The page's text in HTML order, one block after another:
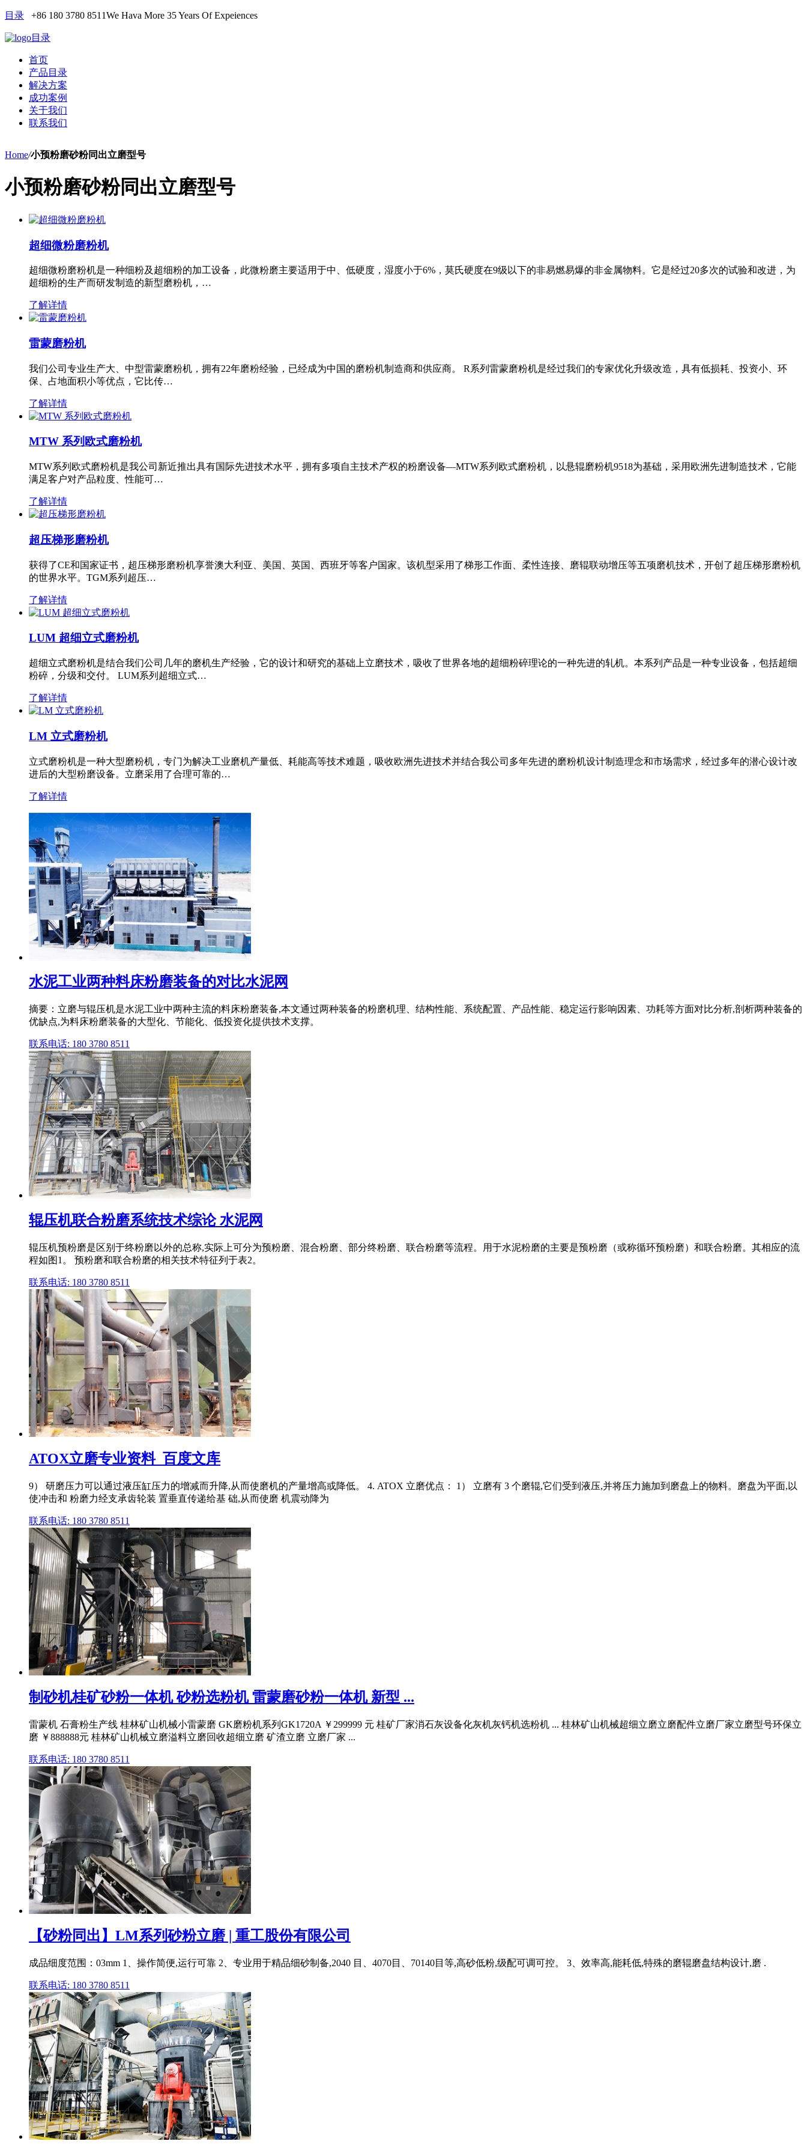
目录 +86 180 3780 8511We Hava More 35 Years Of Expeiences
目录
首页
产品目录
解决方案
成功案例
关于我们
联系我们
Home/小预粉磨砂粉同出立磨型号
小预粉磨砂粉同出立磨型号
超细微粉磨粉机
超细微粉磨粉机是一种细粉及超细粉的加工设备，此微粉磨主要适用于中、低硬度，湿度小于6%，莫氏硬度在9级以下的非易燃易爆的非金属物料。它是经过20多次的试验和改进，为
超细粉的生产而研发制造的新型磨粉机，…
了解详情
雷蒙磨粉机
我们公司专业生产大、中型雷蒙磨粉机，拥有22年磨粉经验，已经成为中国的磨粉机制造商和供应商。 R系列雷蒙磨粉机是经过我们的专家优化升级改造，具有低损耗、投资小、环
保、占地面积小等优点，它比传…
了解详情
MTW 系列欧式磨粉机
MTW系列欧式磨粉机是我公司新近推出具有国际先进技术水平，拥有多项自主技术产权的粉磨设备—MTW系列欧式磨粉机，以悬辊磨粉机9518为基础，采用欧洲先进制造技术，它能
满足客户对产品粒度、性能可…
了解详情
超压梯形磨粉机
获得了CE和国家证书，超压梯形磨粉机享誉澳大利亚、美国、英国、西班牙等客户国家。该机型采用了梯形工作面、柔性连接、磨辊联动增压等五项磨机技术，开创了超压梯形磨粉机
的世界水平。TGM系列超压…
了解详情
LUM 超细立式磨粉机
超细立式磨粉机是结合我们公司几年的磨机生产经验，它的设计和研究的基础上立磨技术，吸收了世界各地的超细粉碎理论的一种先进的轧机。本系列产品是一种专业设备，包括超细
粉碎，分级和交付。 LUM系列超细立式…
了解详情
LM 立式磨粉机
立式磨粉机是一种大型磨粉机，专门为解决工业磨机产量低、耗能高等技术难题，吸收欧洲先进技术并结合我公司多年先进的磨粉机设计制造理念和市场需求，经过多年的潜心设计改
进后的大型粉磨设备。立磨采用了合理可靠的…
了解详情
水泥工业两种料床粉磨装备的对比水泥网
摘要：立磨与辊压机是水泥工业中两种主流的料床粉磨装备,本文通过两种装备的粉磨机理、结构性能、系统配置、产品性能、稳定运行影响因素、功耗等方面对比分析,剖析两种装备的
优缺点,为料床粉磨装备的大型化、节能化、低投资化提供技术支撑。
联系电话: 180 3780 8511
辊压机联合粉磨系统技术综论 水泥网
辊压机预粉磨是区别于终粉磨以外的总称,实际上可分为预粉磨、混合粉磨、部分终粉磨、联合粉磨等流程。用于水泥粉磨的主要是预粉磨（或称循环预粉磨）和联合粉磨。其相应的流
程如图1。 预粉磨和联合粉磨的相关技术特征列于表2。
联系电话: 180 3780 8511
ATOX立磨专业资料_百度文库
9） 研磨压力可以通过液压缸压力的增减而升降,从而使磨机的产量增高或降低。 4. ATOX 立磨优点： 1） 立磨有 3 个磨辊,它们受到液压,并将压力施加到磨盘上的物料。磨盘为平面,以
使冲击和 粉磨力经支承齿轮装 置垂直传递给基 础,从而使磨 机震动降为
联系电话: 180 3780 8511
制砂机桂矿砂粉一体机 砂粉选粉机 雷蒙磨砂粉一体机 新型 ...
雷蒙机 石膏粉生产线 桂林矿山机械小雷蒙磨 GK磨粉机系列GK1720A ￥299999 元 桂矿厂家消石灰设备化灰机灰钙机选粉机 ... 桂林矿山机械超细立磨立磨配件立磨厂家立磨型号环保立
磨 ￥888888元 桂林矿山机械立磨溢料立磨回收超细立磨 矿渣立磨 立磨厂家 ...
联系电话: 180 3780 8511
【砂粉同出】LM系列砂粉立磨 | 重工股份有限公司
成品细度范围：03mm 1、操作简便,运行可靠 2、专业用于精品细砂制备,2040 目、4070目、70140目等,高砂低粉,级配可调可控。 3、效率高,能耗低,特殊的磨辊磨盘结构设计,磨 .
联系电话: 180 3780 8511